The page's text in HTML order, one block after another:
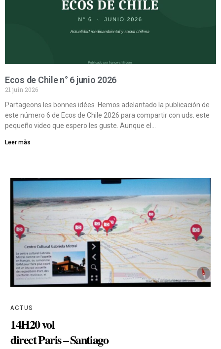
Ecos de Chile n° 6 junio 2026
21 juin 2026
Partageons les bonnes idées. Hemos adelantado la publicación de
este número 6 de Ecos de Chile 2026 para compartir con uds. este
pequeño video que espero les guste. Aunque el…
Leer màs
ACTUS
14H20 vol
direct Paris – Santiago